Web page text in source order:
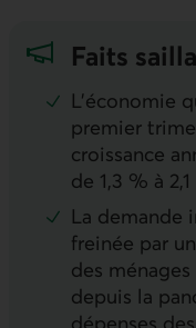
Faits
L’économie
premier
croissance
de 1,3 % à
La demande
freinée par
des
depuis la